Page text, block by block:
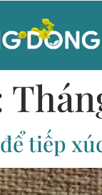
tiếp